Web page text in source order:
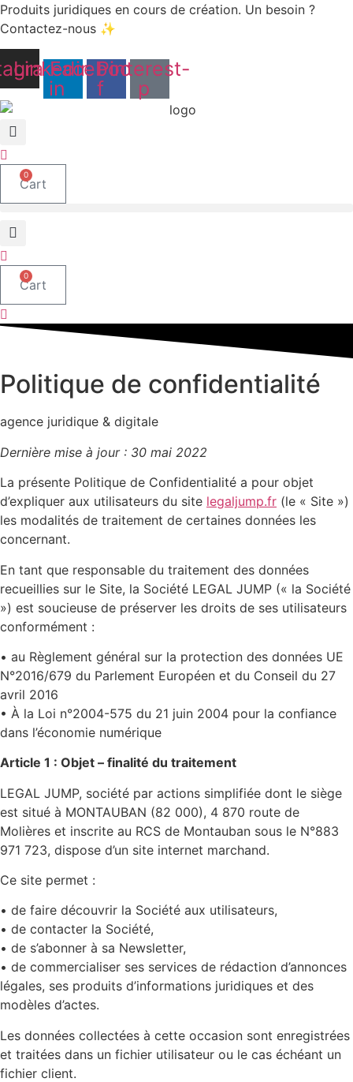
Aller
au
contenu
Produits juridiques en cours de création. Un besoin ?
Contactez-nous ✨
Linkedin-
in
Facebook-
f
Pinterest-
p
0
Cart
0
Cart
Politique de confidentialité
agence juridique & digitale
Dernière mise à jour : 30 mai 2022
La présente Politique de Confidentialité a pour objet
d’expliquer aux utilisateurs du site legaljump.fr (le « Site »)
les modalités de traitement de certaines données les
concernant.
En tant que responsable du traitement des données
recueillies sur le Site, la Société LEGAL JUMP (« la Société
») est soucieuse de préserver les droits de ses utilisateurs
conformément :
• au Règlement général sur la protection des données UE
N°2016/679 du Parlement Européen et du Conseil du 27
avril 2016
• À la Loi n°2004-575 du 21 juin 2004 pour la confiance
dans l’économie numérique
Article 1 : Objet – finalité du traitement
LEGAL JUMP, société par actions simplifiée dont le siège
est situé à MONTAUBAN (82 000), 4 870 route de
Molières et inscrite au RCS de Montauban sous le N°883
971 723, dispose d’un site internet marchand.
Ce site permet :
• de faire découvrir la Société aux utilisateurs,
• de contacter la Société,
• de s’abonner à sa Newsletter,
• de commercialiser ses services de rédaction d’annonces
légales, ses produits d’informations juridiques et des
modèles d’actes.
Les données collectées à cette occasion sont enregistrées
et traitées dans un fichier utilisateur ou le cas échéant un
fichier client.